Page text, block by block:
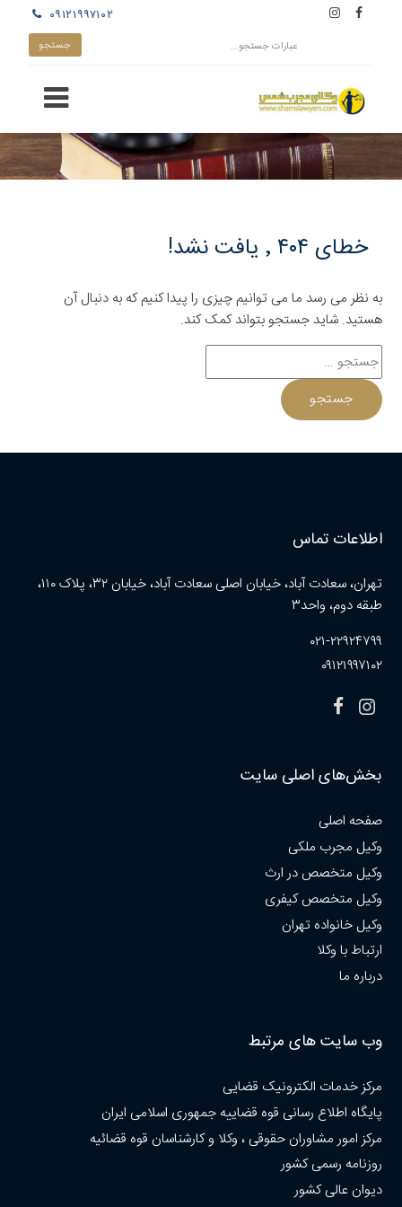
۰۹۱۲۱۹۹۷۱۰۲
خطای ۴۰۴ ٬ یافت نشد!
به نظر می رسد ما می توانیم چیزی را پیدا کنیم که به دنبال آن
هستید. شاید جستجو بتواند کمک کند.
جستجو
برای:
اطلاعات تماس
تهران، سعادت آباد، خیابان اصلی سعادت آباد، خیابان ۳۲، پلاک ۱۱۰،
طبقه دوم، واحد۳
۰۲۱-۲۲۹۲۴۷۹۹
۰۹۱۲۱۹۹۷۱۰۲
بخش‌های اصلی سایت
صفحه اصلی
وکیل مجرب ملکی
وکیل متخصص در ارث
وکیل متخصص کیفری
وکیل خانواده تهران
ارتباط با وکلا
درباره ما
وب سایت های مرتبط
مرکز خدمات الکترونیک قضایی
پایگاه اطلاع رسانی قوه قضاییه جمهوری اسلامی ایران
مرکز امور مشاوران حقوقی ، وکلا و کارشناسان قوه قضائیه
روزنامه رسمی کشور
دیوان عالی کشور